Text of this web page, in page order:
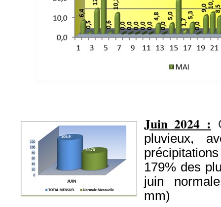
Juin 2024 :
pluvieux,
179% des
juin
mm)